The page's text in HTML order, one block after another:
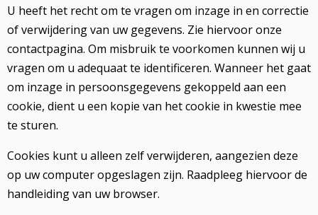
U heeft het recht om te vragen om inzage in en correctie
of verwijdering van uw gegevens. Zie hiervoor onze
contactpagina. Om misbruik te voorkomen kunnen wij u
vragen om u adequaat te identificeren. Wanneer het gaat
om inzage in persoonsgegevens gekoppeld aan een
cookie, dient u een kopie van het cookie in kwestie mee
te sturen.
Cookies kunt u alleen zelf verwijderen, aangezien deze
op uw computer opgeslagen zijn. Raadpleeg hiervoor de
handleiding van uw browser.